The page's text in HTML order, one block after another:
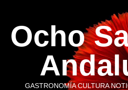
contenido
Ocho
GASTRONOMÍA CULTURA